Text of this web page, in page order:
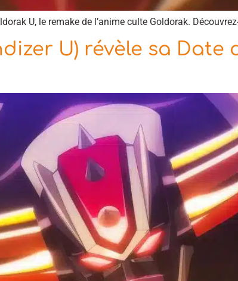
U, le remake de l’anime culte Goldorak.
U) révèle sa Date